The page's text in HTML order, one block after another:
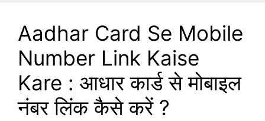
Aadhar Card Se Mobile
Number Link Kaise
Kare : आधार कार्ड से मोबाइल
नंबर लिंक कैसे करें ?